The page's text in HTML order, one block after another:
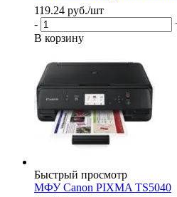
119.24 руб./шт
-
В корзину
Быстрый просмотр
МФУ Canon PIXMA TS5040